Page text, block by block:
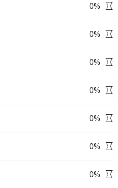
0%
0%
0%
0%
0%
0%
0%